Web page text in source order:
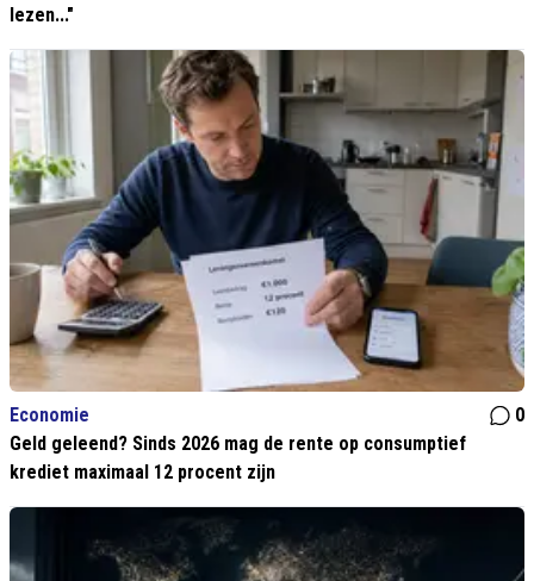
lezen..."
Economie
0
Geld geleend? Sinds 2026 mag de rente op consumptief
krediet maximaal 12 procent zijn